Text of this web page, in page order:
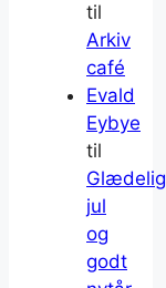
til
Arkiv
café
Evald
Eybye
til
Glædelig
jul
og
godt